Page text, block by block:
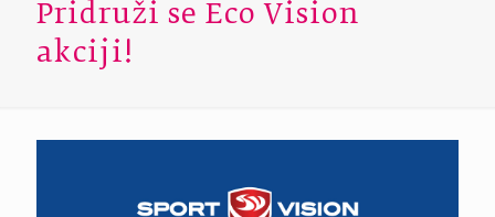
Pridruži se Eco Vision
akciji!